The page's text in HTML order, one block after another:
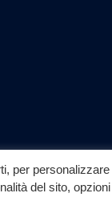
per personalizzare
del sito, opzioni